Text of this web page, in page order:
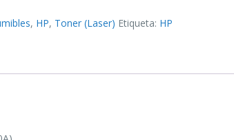
, HP, Toner (Laser) Etiqueta: HP